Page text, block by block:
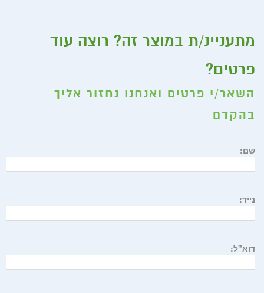
מתעניינ/ת במוצר זה? רוצה עוד
פרטים?
השאר/י פרטים ואנחנו נחזור אליך
בהקדם
שם:
נייד:
דוא"ל: